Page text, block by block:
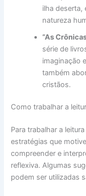
ilha deserta,
natureza
“As
série de
imaginação
também
cristãos.
Como trabalhar a
Para trabalhar a
estratégias que
compreender e
reflexiva. Algumas
podem ser utilizadas